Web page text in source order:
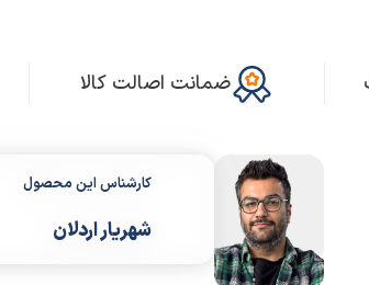
ضمانت اصالت کالا
کارشناس این محصول
شهریار اردلان